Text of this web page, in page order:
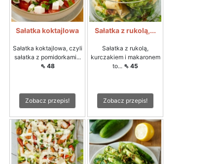
Sałatka koktajlowa
Sałatka koktajlowa, czyli
sałatka z pomidorkami...
⇖ 48
Zobacz przepis!
Sałatka z rukolą,...
Sałatka z rukolą,
kurczakiem i makaronem
to... ⇖ 45
Zobacz przepis!